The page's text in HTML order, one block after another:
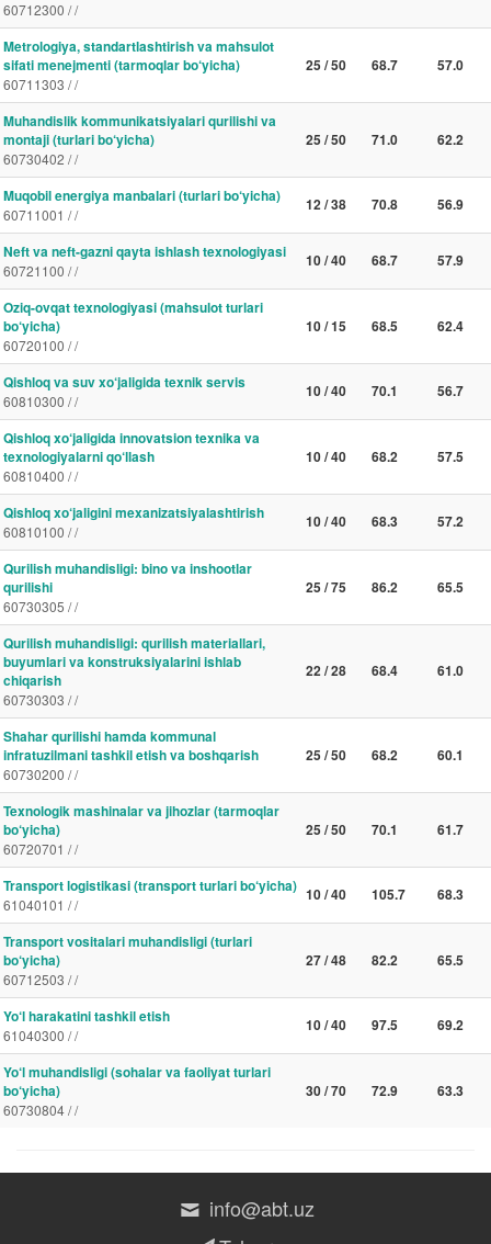
60712300 / /
Metrologiya, standartlashtirish va mahsulot
sifati menejmenti (tarmoqlar bo‘yicha)
60711303 / /
25 / 50 68.7 57.0
Muhandislik kommunikatsiyalari qurilishi va
montaji (turlari bo‘yicha)
60730402 / /
25 / 50 71.0 62.2
Muqobil energiya manbalari (turlari bo‘yicha)
60711001 / /
12 / 38 70.8 56.9
Neft va neft-gazni qayta ishlash texnologiyasi
60721100 / /
10 / 40 68.7 57.9
Oziq-ovqat texnologiyasi (mahsulot turlari
bo‘yicha)
60720100 / /
10 / 15 68.5 62.4
Qishloq va suv xo‘jaligida texnik servis
60810300 / /
10 / 40 70.1 56.7
Qishloq xo‘jaligida innovatsion texnika va
texnologiyalarni qo‘llash
60810400 / /
10 / 40 68.2 57.5
Qishloq xo‘jaligini mexanizatsiyalashtirish
60810100 / /
10 / 40 68.3 57.2
Qurilish muhandisligi: bino va inshootlar
qurilishi
60730305 / /
25 / 75 86.2 65.5
Qurilish muhandisligi: qurilish materiallari,
buyumlari va konstruksiyalarini ishlab
chiqarish
60730303 / /
22 / 28 68.4 61.0
Shahar qurilishi hamda kommunal
infratuzilmani tashkil etish va boshqarish
60730200 / /
25 / 50 68.2 60.1
Texnologik mashinalar va jihozlar (tarmoqlar
bo‘yicha)
60720701 / /
25 / 50 70.1 61.7
Transport logistikasi (transport turlari bo‘yicha)
61040101 / /
10 / 40 105.7 68.3
Transport vositalari muhandisligi (turlari
bo‘yicha)
60712503 / /
27 / 48 82.2 65.5
Yo‘l harakatini tashkil etish
61040300 / /
10 / 40 97.5 69.2
Yo‘l muhandisligi (sohalar va faoliyat turlari
bo‘yicha)
60730804 / /
30 / 70 72.9 63.3
info@abt.uz